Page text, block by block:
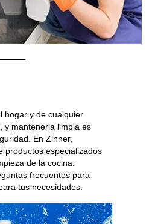
hogar y de cualquier
y mantenerla limpia es
En Zinner,
productos especializados
de la cocina.
frecuentes para
tus necesidades.